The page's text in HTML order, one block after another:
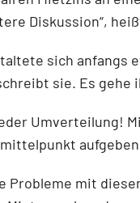
Diskussion“,
sich anfangs
sie. Es gehe
Umverteilung!
Probleme mit